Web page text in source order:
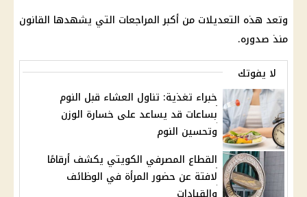
وتعد هذه التعديلات من أكبر المراجعات التي يشهدها القانون
منذ صدوره.
لا يفوتك
خبراء تغذية: تناول العشاء قبل النوم
بساعات قد يساعد على خسارة الوزن
وتحسين النوم
القطاع المصرفي الكويتي يكشف أرقامًا
لافتة عن حضور المرأة في الوظائف